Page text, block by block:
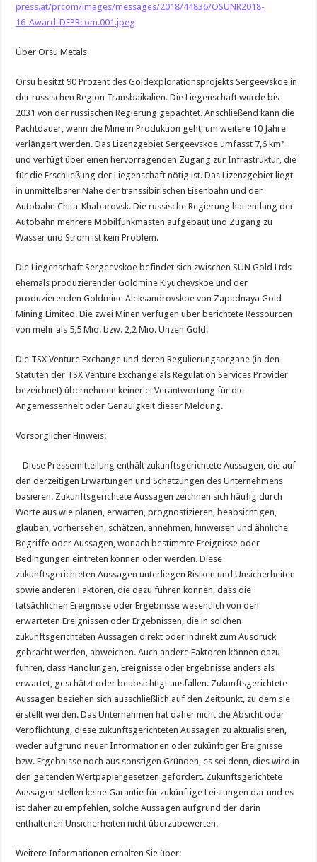
press.at/prcom/images/messages/2018/44836/OSUNR2018-
16_Award-DEPRcom.001.jpeg
Über Orsu Metals
Orsu besitzt 90 Prozent des Goldexplorationsprojekts Sergeevskoe in
der russischen Region Transbaikalien. Die Liegenschaft wurde bis
2031 von der russischen Regierung gepachtet. Anschließend kann die
Pachtdauer, wenn die Mine in Produktion geht, um weitere 10 Jahre
verlängert werden. Das Lizenzgebiet Sergeevskoe umfasst 7,6 km²
und verfügt über einen hervorragenden Zugang zur Infrastruktur, die
für die Erschließung der Liegenschaft nötig ist. Das Lizenzgebiet liegt
in unmittelbarer Nähe der transsibirischen Eisenbahn und der
Autobahn Chita-Khabarovsk. Die russische Regierung hat entlang der
Autobahn mehrere Mobilfunkmasten aufgebaut und Zugang zu
Wasser und Strom ist kein Problem.
Die Liegenschaft Sergeevskoe befindet sich zwischen SUN Gold Ltds
ehemals produzierender Goldmine Klyuchevskoe und der
produzierenden Goldmine Aleksandrovskoe von Zapadnaya Gold
Mining Limited. Die zwei Minen verfügen über berichtete Ressourcen
von mehr als 5,5 Mio. bzw. 2,2 Mio. Unzen Gold.
Die TSX Venture Exchange und deren Regulierungsorgane (in den
Statuten der TSX Venture Exchange als Regulation Services Provider
bezeichnet) übernehmen keinerlei Verantwortung für die
Angemessenheit oder Genauigkeit dieser Meldung.
Vorsorglicher Hinweis:
Diese Pressemitteilung enthält zukunftsgerichtete Aussagen, die auf
den derzeitigen Erwartungen und Schätzungen des Unternehmens
basieren. Zukunftsgerichtete Aussagen zeichnen sich häufig durch
Worte aus wie planen, erwarten, prognostizieren, beabsichtigen,
glauben, vorhersehen, schätzen, annehmen, hinweisen und ähnliche
Begriffe oder Aussagen, wonach bestimmte Ereignisse oder
Bedingungen eintreten können oder werden. Diese
zukunftsgerichteten Aussagen unterliegen Risiken und Unsicherheiten
sowie anderen Faktoren, die dazu führen können, dass die
tatsächlichen Ereignisse oder Ergebnisse wesentlich von den
erwarteten Ereignissen oder Ergebnissen, die in solchen
zukunftsgerichteten Aussagen direkt oder indirekt zum Ausdruck
gebracht werden, abweichen. Auch andere Faktoren können dazu
führen, dass Handlungen, Ereignisse oder Ergebnisse anders als
erwartet, geschätzt oder beabsichtigt ausfallen. Zukunftsgerichtete
Aussagen beziehen sich ausschließlich auf den Zeitpunkt, zu dem sie
erstellt werden. Das Unternehmen hat daher nicht die Absicht oder
Verpflichtung, diese zukunftsgerichteten Aussagen zu aktualisieren,
weder aufgrund neuer Informationen oder zukünftiger Ereignisse
bzw. Ergebnisse noch aus sonstigen Gründen, es sei denn, dies wird in
den geltenden Wertpapiergesetzen gefordert. Zukunftsgerichtete
Aussagen stellen keine Garantie für zukünftige Leistungen dar und es
ist daher zu empfehlen, solche Aussagen aufgrund der darin
enthaltenen Unsicherheiten nicht überzubewerten.
Weitere Informationen erhalten Sie über: